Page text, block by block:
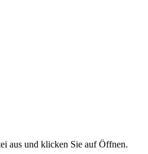
aus und klicken Sie auf Öffnen.